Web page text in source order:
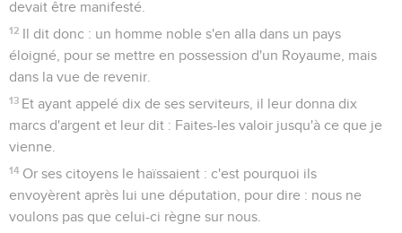
devait être manifesté.
12 Il dit donc : un homme noble s'en alla dans un pays
éloigné, pour se mettre en possession d'un Royaume, mais
dans la vue de revenir.
13 Et ayant appelé dix de ses serviteurs, il leur donna dix
marcs d'argent et leur dit : Faites-les valoir jusqu'à ce que je
vienne.
14 Or ses citoyens le haïssaient : c'est pourquoi ils
envoyèrent après lui une députation, pour dire : nous ne
voulons pas que celui-ci règne sur nous.